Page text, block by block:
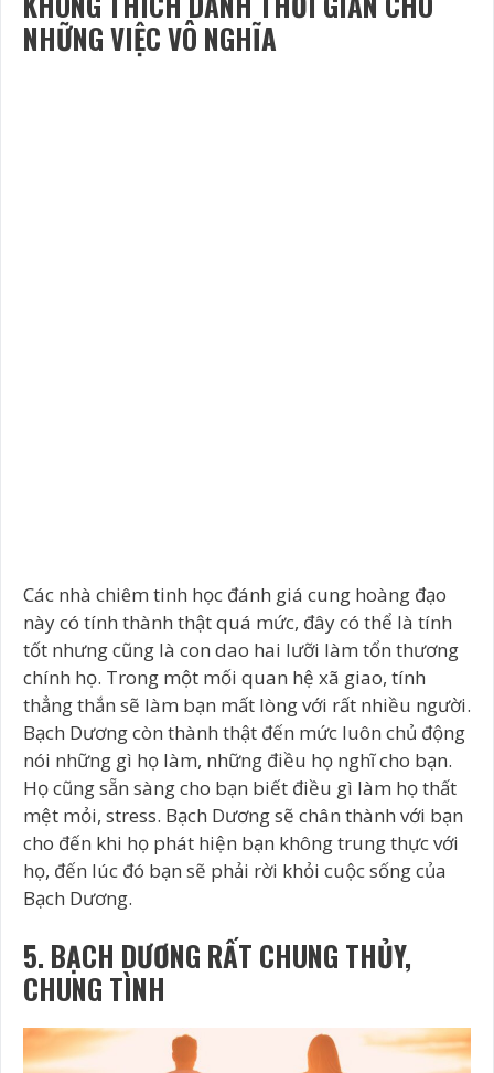
NHỮNG VIỆC VÔ NGHĨA
Các nhà chiêm tinh học đánh giá cung hoàng đạo
này có tính thành thật quá mức, đây có thể là tính
tốt nhưng cũng là con dao hai lưỡi làm tổn thương
chính họ. Trong một mối quan hệ xã giao, tính
thẳng thắn sẽ làm bạn mất lòng với rất nhiều người.
Bạch Dương còn thành thật đến mức luôn chủ động
nói những gì họ làm, những điều họ nghĩ cho bạn.
Họ cũng sẵn sàng cho bạn biết điều gì làm họ thất
mệt mỏi, stress. Bạch Dương sẽ chân thành với bạn
cho đến khi họ phát hiện bạn không trung thực với
họ, đến lúc đó bạn sẽ phải rời khỏi cuộc sống của
Bạch Dương.
5. BẠCH DƯƠNG RẤT CHUNG THỦY,
CHUNG TÌNH